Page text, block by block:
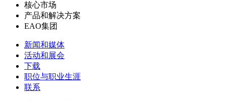
核心市场
产品和解决方案
EAO集团
新闻和媒体
活动和展会
下载
职位与职业生涯
联系